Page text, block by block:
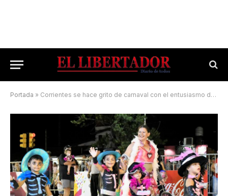
Portada » Corrientes se hace grito de carnaval con el entusiasmo de una multitud